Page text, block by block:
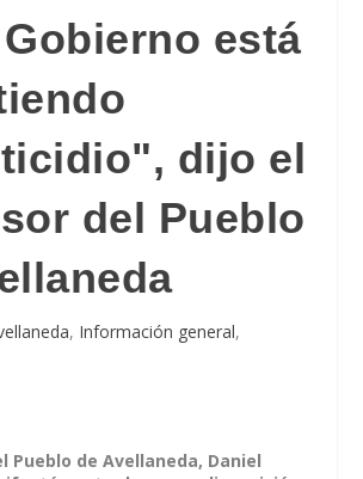
está
dijo el
del Pueblo
, Información general,
Pueblo de Avellaneda, Daniel